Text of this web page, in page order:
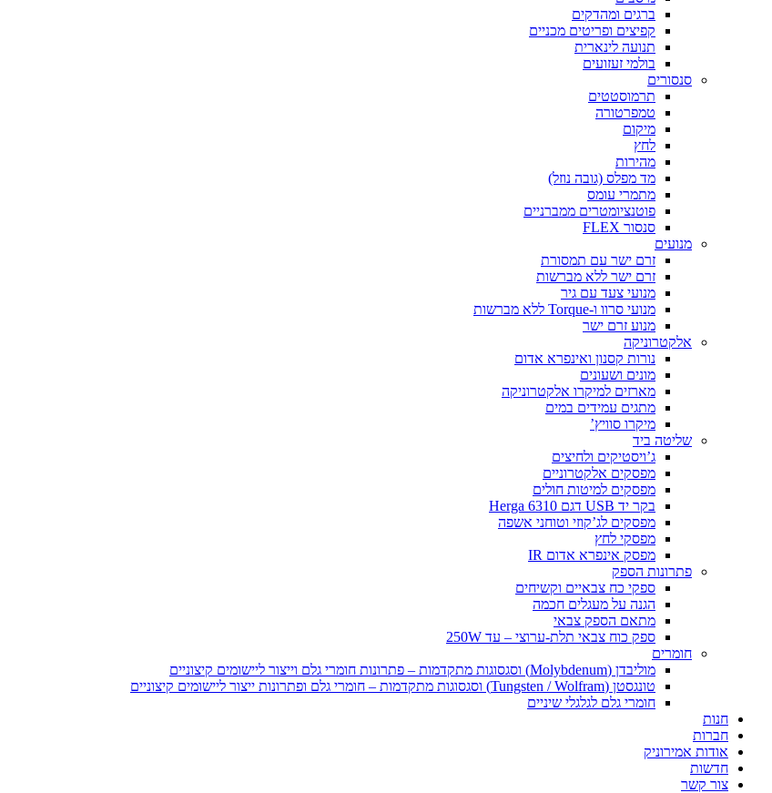
ברגים ומהדקים
קפיצים ופריטים מכניים
תנועה לינארית
בולמי זעזועים
סנסורים
תרמוסטטים
טמפרטורה
מיקום
לחץ
מהירות
מד מפלס (גובה נוזל)
מתמרי עומס
פוטנציומטרים ממברניים
סנסור FLEX
מנועים
זרם ישר עם תמסורת
זרם ישר ללא מברשות
מנועי צעד עם גיר
מנועי סרוו ו-Torque ללא מברשות
מנוע זרם ישר
אלקטרוניקה
נורות קסנון ואינפרא אדום
מונים ושעונים
מארזים למיקרו אלקטרוניקה
מתגים עמידים במים
מיקרו סוויץ’
שליטה ביד
ג’ויסטיקים ולחיצים
מפסקים אלקטרוניים
מפסקים למיטות חולים
בקר יד USB דגם Herga 6310
מפסקים לג’קוזי וטוחני אשפה
מפסקי לחץ
מפסק אינפרא אדום IR
פתרונות הספק
ספקי כח צבאיים וקשיחים
הגנה על מעגלים חכמה
מתאם הספק צבאי
ספק כוח צבאי תלת-ערוצי – עד 250W
חומרים
מוליבדן (Molybdenum) וסגסוגות מתקדמות – פתרונות חומרי גלם וייצור ליישומים קיצוניים
טונגסטן (Tungsten / Wolfram) וסגסוגות מתקדמות – חומרי גלם ופתרונות ייצור ליישומים קיצוניים
חומרי גלם לגלגלי שיניים
חנות
חברות
אודות אמירוניק
חדשות
צור קשר